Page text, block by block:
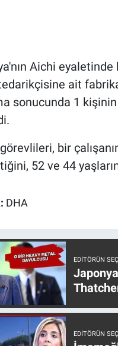
Aichi
ait
sonucunda 1 kişinin
bir
52 ve 44
DHA
EDITÖRÜN
EDITÖRÜN